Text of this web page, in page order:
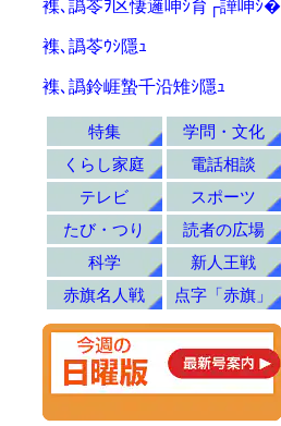
襍､譌苓ｦ区悽邏呻ｼ育┌譁呻ｼ�
襍､譌苓ｳｼ隱ｭ
襍､譌鈴崕蟄千沿雉ｼ隱ｭ
特集
学問・文化
くらし家庭
電話相談
テレビ
スポーツ
たび・つり
読者の広場
科学
新人王戦
赤旗名人戦
点字「赤旗」